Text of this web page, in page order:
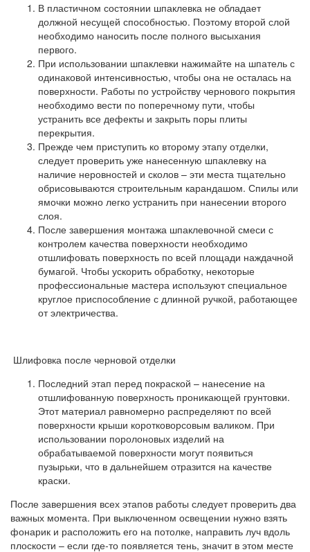
В пластичном состоянии шпаклевка не обладает
должной несущей способностью. Поэтому второй слой
необходимо наносить после полного высыхания
первого.
При использовании шпаклевки нажимайте на шпатель с
одинаковой интенсивностью, чтобы она не осталась на
поверхности. Работы по устройству чернового покрытия
необходимо вести по поперечному пути, чтобы
устранить все дефекты и закрыть поры плиты
перекрытия.
Прежде чем приступить ко второму этапу отделки,
следует проверить уже нанесенную шпаклевку на
наличие неровностей и сколов – эти места тщательно
обрисовываются строительным карандашом. Спилы или
ямочки можно легко устранить при нанесении второго
слоя.
После завершения монтажа шпаклевочной смеси с
контролем качества поверхности необходимо
отшлифовать поверхность по всей площади наждачной
бумагой. Чтобы ускорить обработку, некоторые
профессиональные мастера используют специальное
круглое приспособление с длинной ручкой, работающее
от электричества.
Шлифовка после черновой отделки
Последний этап перед покраской – нанесение на
отшлифованную поверхность проникающей грунтовки.
Этот материал равномерно распределяют по всей
поверхности крыши коротковорсовым валиком. При
использовании поролоновых изделий на
обрабатываемой поверхности могут появиться
пузырьки, что в дальнейшем отразится на качестве
краски.
После завершения всех этапов работы следует проверить два
важных момента. При выключенном освещении нужно взять
фонарик и расположить его на потолке, направить луч вдоль
плоскости – если где-то появляется тень, значит в этом месте